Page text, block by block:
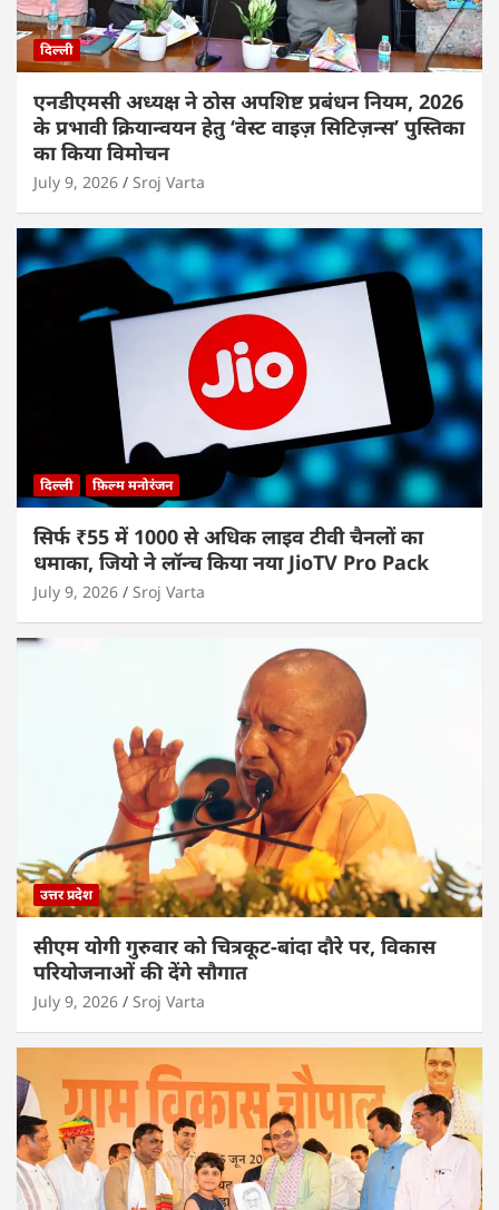
दिल्ली
एनडीएमसी अध्यक्ष ने ठोस अपशिष्ट प्रबंधन नियम, 2026
के प्रभावी क्रियान्वयन हेतु ‘वेस्ट वाइज़ सिटिज़न्स’ पुस्तिका
का किया विमोचन
July 9, 2026 Sroj Varta
दिल्ली फ़िल्म मनोरंजन
सिर्फ ₹55 में 1000 से अधिक लाइव टीवी चैनलों का
धमाका, जियो ने लॉन्च किया नया JioTV Pro Pack
July 9, 2026 Sroj Varta
उत्तर प्रदेश
सीएम योगी गुरुवार को चित्रकूट-बांदा दौरे पर, विकास
परियोजनाओं की देंगे सौगात
July 9, 2026 Sroj Varta